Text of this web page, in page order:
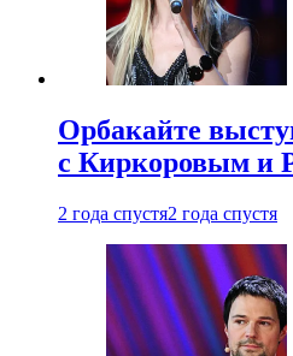
Орбакайте
с Киркоровым и
2 года спустя2 года спустя